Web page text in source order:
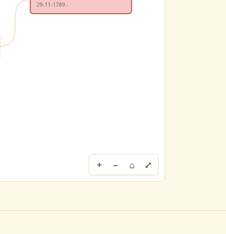
29-11-1789 -
+ − ⌂ ⤢